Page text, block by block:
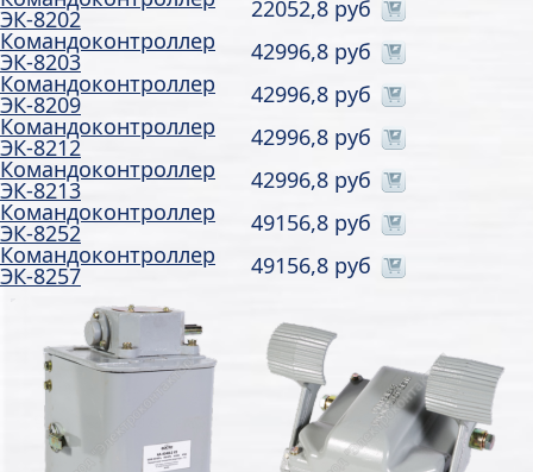
ЭК-8202
22052,8 руб
Командоконтроллер
ЭК-8203
42996,8 руб
Командоконтроллер
ЭК-8209
42996,8 руб
Командоконтроллер
ЭК-8212
42996,8 руб
Командоконтроллер
ЭК-8213
42996,8 руб
Командоконтроллер
ЭК-8252
49156,8 руб
Командоконтроллер
ЭК-8257 49156,8 руб